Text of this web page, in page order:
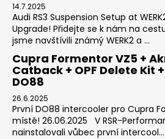
14.7.2025
Audi RS3 Suspension Setup at
Upgrade! Přidejte se k nám na
jsme navštívili známý WERK2 a ...
Cupra Formentor VZ5 +
Catback + OPF Delete Kit
DO88
26.6.2025
První DO88 intercooler pro Cupra
místě! 26.06.2025 V RSR-
nainstalovali vůbec první intercool...